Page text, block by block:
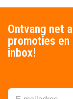
Ontvang net
promoties
inbox!